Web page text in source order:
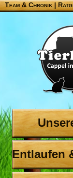
Team & Chronik |
Entlaufen